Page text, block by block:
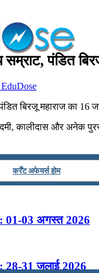
पंडित
बिरजू महाराज का 16
कालीदास और अनेक
कर्रेंट अफेयर्स होम
01-03 अगस्त 2026
28-31 जुलाई 2026